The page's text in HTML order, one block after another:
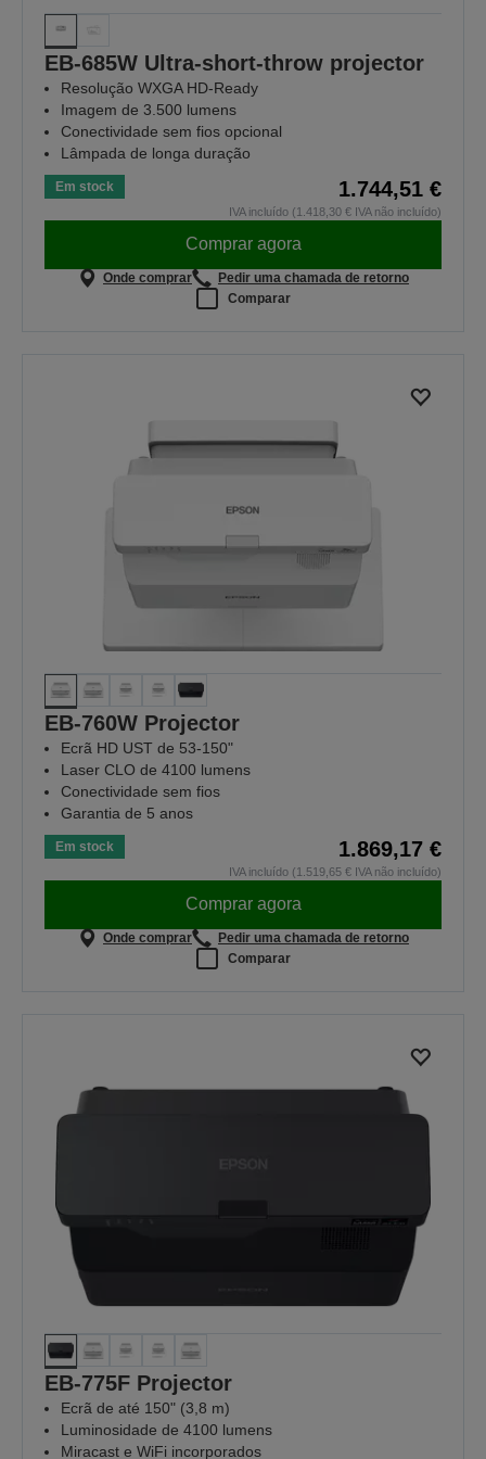
EB-685W Ultra-short-throw projector
Resolução WXGA HD-Ready
Imagem de 3.500 lumens
Conectividade sem fios opcional
Lâmpada de longa duração
Em stock 1.744,51 €
IVA incluído (1.418,30 € IVA não incluído)
Comprar agora
Onde comprar
Pedir uma chamada de retorno
Comparar
EB-760W Projector
Ecrã HD UST de 53-150"
Laser CLO de 4100 lumens
Conectividade sem fios
Garantia de 5 anos
Em stock 1.869,17 €
IVA incluído (1.519,65 € IVA não incluído)
Comprar agora
Onde comprar
Pedir uma chamada de retorno
Comparar
EB-775F Projector
Ecrã de até 150" (3,8 m)
Luminosidade de 4100 lumens
Miracast e WiFi incorporados